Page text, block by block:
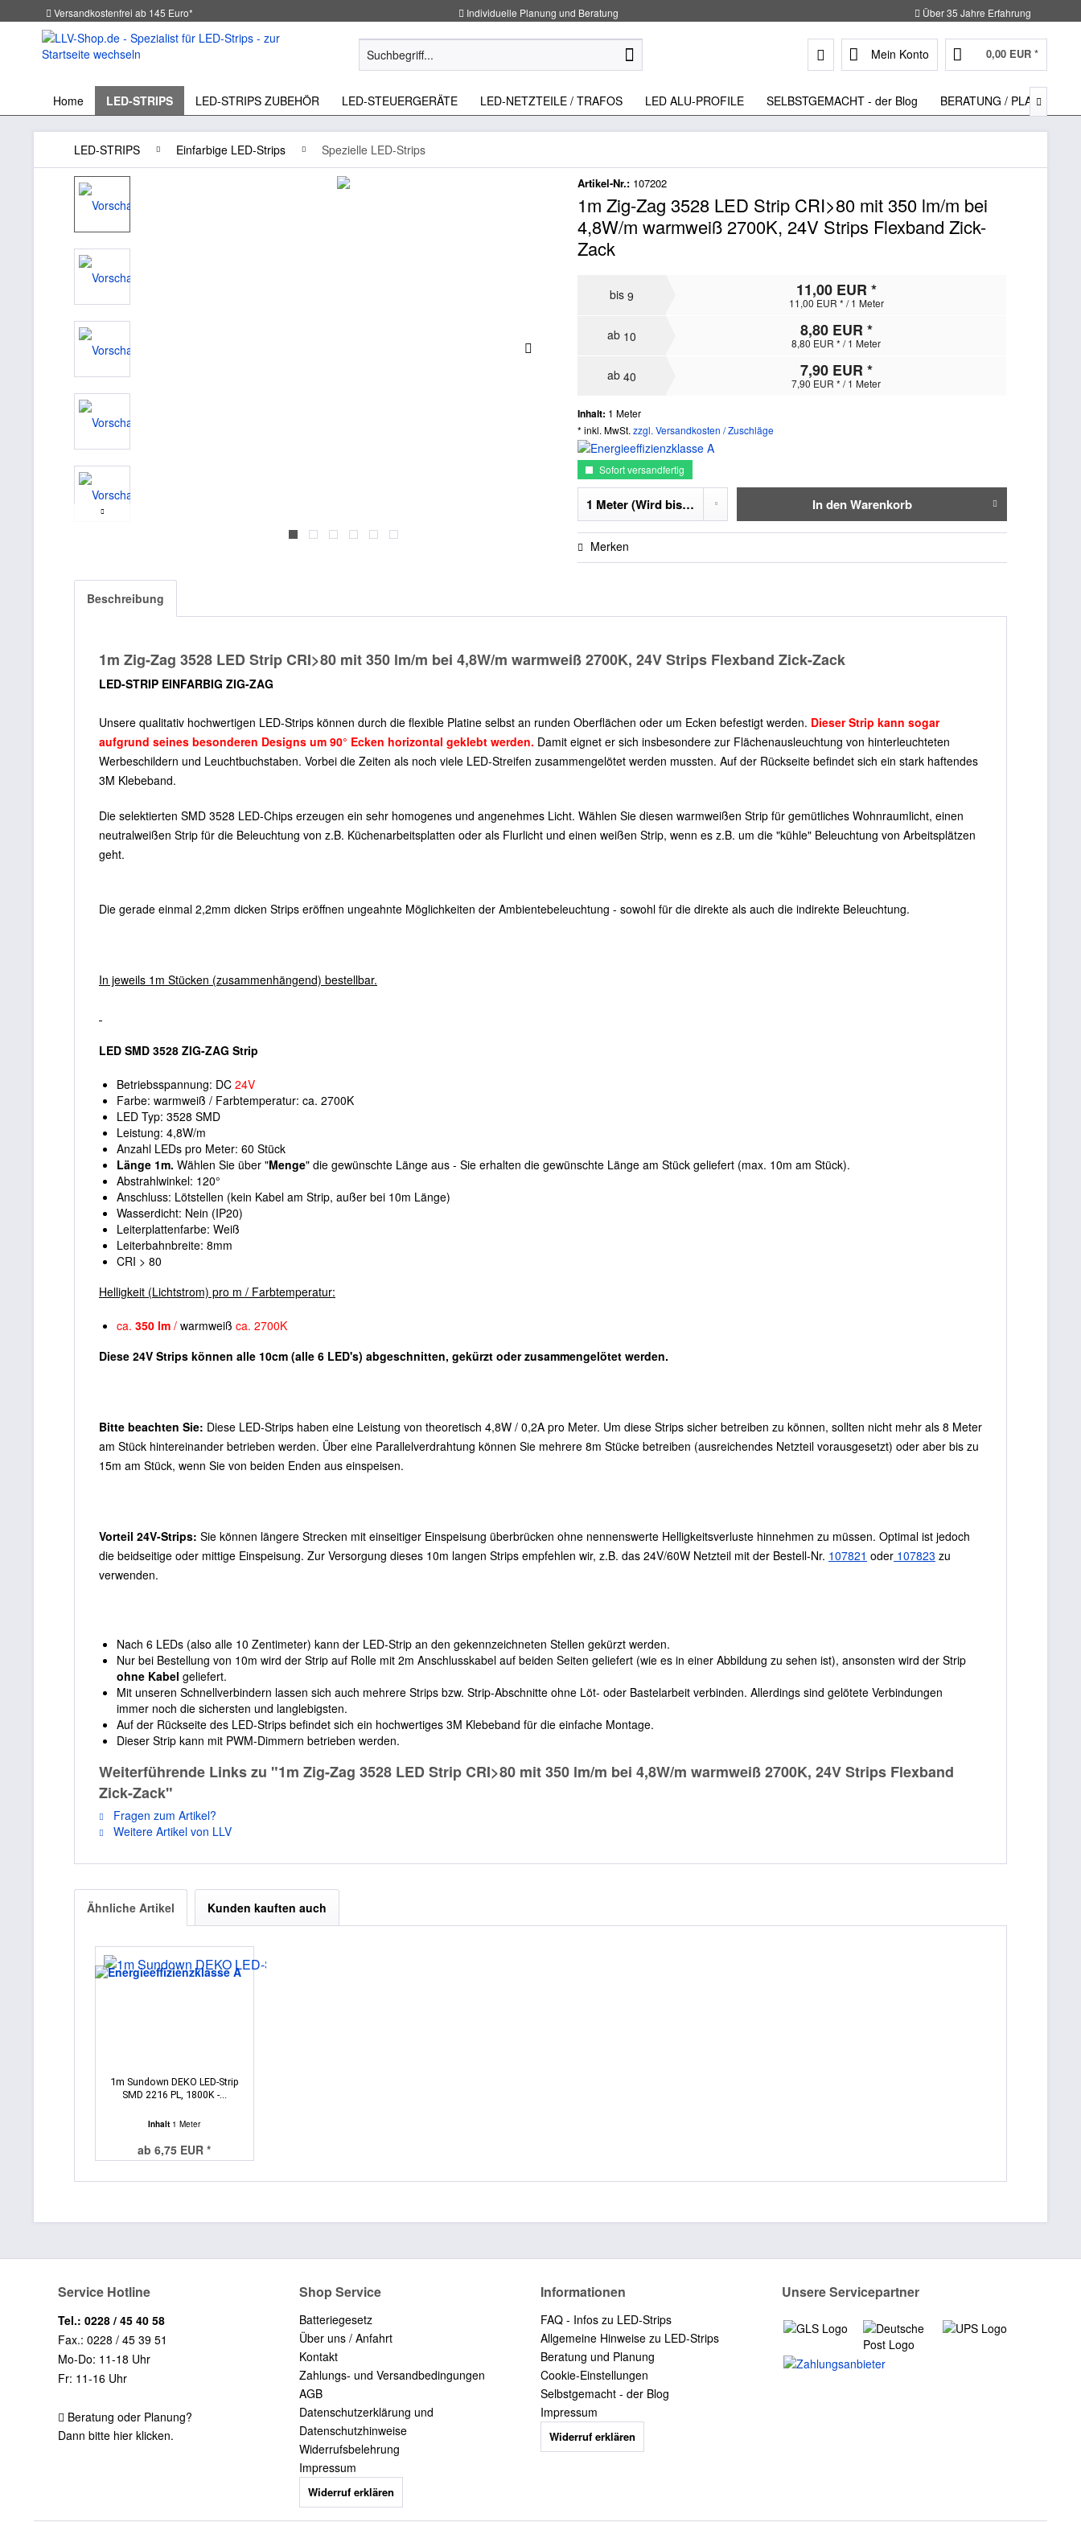
Versandkostenfrei ab 145 Euro* Individuelle Planung und Beratung Über 35 Jahre Erfahrung
Mein Konto 0,00 EUR *
Home LED-STRIPS LED-STRIPS ZUBEHÖR LED-STEUERGERÄTE LED-NETZTEILE / TRAFOS LED ALU-PROFILE SELBSTGEMACHT - der Blog BERATUNG / PLANUNG

LED-STRIPS Einfarbige LED-Strips Spezielle LED-Strips
Artikel-Nr.: 107202
1m Zig-Zag 3528 LED Strip CRI>80 mit 350 lm/m bei
4,8W/m warmweiß 2700K, 24V Strips Flexband Zick-
Zack
bis9 11,00 EUR *
11,00 EUR * / 1 Meter
ab 10 8,80 EUR *
8,80 EUR * / 1 Meter
ab40 7,90 EUR *
7,90 EUR * / 1 Meter
Inhalt: 1 Meter
* inkl. MwSt.zzgl. Versandkosten / Zuschläge
Sofort versandfertig
In denWarenkorb
Merken
Beschreibung
1m Zig-Zag 3528 LED Strip CRI>80 mit 350 lm/m bei 4,8W/m warmweiß 2700K, 24V Strips Flexband Zick-Zack
LED-STRIP EINFARBIG ZIG-ZAG
Unsere qualitativ hochwertigen LED-Strips können durch die flexible Platine selbst an runden Oberflächen oder um Ecken befestigt werden. Dieser Strip kann sogar
aufgrund seines besonderen Designs um 90° Ecken horizontal geklebt werden. Damit eignet er sich insbesondere zur Flächenausleuchtung von hinterleuchteten
Werbeschildern und Leuchtbuchstaben. Vorbei die Zeiten als noch viele LED-Streifen zusammengelötet werden mussten. Auf der Rückseite befindet sich ein stark haftendes
3M Klebeband.
Die selektierten SMD 3528 LED-Chips erzeugen ein sehr homogenes und angenehmes Licht. Wählen Sie diesen warmweißen Strip für gemütliches Wohnraumlicht, einen
neutralweißen Strip für die Beleuchtung von z.B. Küchenarbeitsplatten oder als Flurlicht und einen weißen Strip, wenn es z.B. um die "kühle" Beleuchtung von Arbeitsplätzen
geht.
Die gerade einmal 2,2mm dicken Strips eröffnen ungeahnte Möglichkeiten der Ambientebeleuchtung - sowohl für die direkte als auch die indirekte Beleuchtung.
In jeweils 1m Stücken (zusammenhängend) bestellbar.
LED SMD 3528 ZIG-ZAG Strip
Betriebsspannung: DC 24V
Farbe: warmweiß / Farbtemperatur: ca. 2700K
LED Typ: 3528 SMD
Leistung: 4,8W/m
Anzahl LEDs pro Meter: 60 Stück
Länge 1m. Wählen Sie über "Menge" die gewünschte Länge aus - Sie erhalten die gewünschte Länge am Stück geliefert (max. 10m am Stück).
Abstrahlwinkel: 120°
Anschluss: Lötstellen (kein Kabel am Strip, außer bei 10m Länge)
Wasserdicht: Nein (IP20)
Leiterplattenfarbe: Weiß
Leiterbahnbreite: 8mm
CRI > 80
Helligkeit (Lichtstrom) pro m / Farbtemperatur:
ca. 350 lm / warmweiß ca. 2700K
Diese 24V Strips können alle 10cm (alle 6 LED's) abgeschnitten, gekürzt oder zusammengelötet werden.
Bitte beachten Sie: Diese LED-Strips haben eine Leistung von theoretisch 4,8W / 0,2A pro Meter. Um diese Strips sicher betreiben zu können, sollten nicht mehr als 8 Meter
am Stück hintereinander betrieben werden. Über eine Parallelverdrahtung können Sie mehrere 8m Stücke betreiben (ausreichendes Netzteil vorausgesetzt) oder aber bis zu
15m am Stück, wenn Sie von beiden Enden aus einspeisen.
Vorteil 24V-Strips: Sie können längere Strecken mit einseitiger Einspeisung überbrücken ohne nennenswerte Helligkeitsverluste hinnehmen zu müssen. Optimal ist jedoch
die beidseitige oder mittige Einspeisung. Zur Versorgung dieses 10m langen Strips empfehlen wir, z.B. das 24V/60W Netzteil mit der Bestell-Nr. 107821 oder 107823 zu
verwenden.
Nach 6 LEDs (also alle 10 Zentimeter) kann der LED-Strip an den gekennzeichneten Stellen gekürzt werden.
Nur bei Bestellung von 10m wird der Strip auf Rolle mit 2m Anschlusskabel auf beiden Seiten geliefert (wie es in einer Abbildung zu sehen ist), ansonsten wird der Strip
ohne Kabel geliefert.
Mit unseren Schnellverbindern lassen sich auch mehrere Strips bzw. Strip-Abschnitte ohne Löt- oder Bastelarbeit verbinden. Allerdings sind gelötete Verbindungen
immer noch die sichersten und langlebigsten.
Auf der Rückseite des LED-Strips befindet sich ein hochwertiges 3M Klebeband für die einfache Montage.
Dieser Strip kann mit PWM-Dimmern betrieben werden.
Weiterführende Links zu "1m Zig-Zag 3528 LED Strip CRI>80 mit 350 lm/m bei 4,8W/m warmweiß 2700K, 24V Strips Flexband
Zick-Zack"
Fragen zum Artikel?
Weitere Artikel von LLV
Ähnliche Artikel Kunden kauften auch
1m Sundown DEKO LED-Strip
SMD 2216 PL, 1800K -...
Inhalt 1 Meter
ab 6,75 EUR *
Service Hotline
Tel.: 0228 / 45 40 58
Fax.: 0228 / 45 39 51
Mo-Do: 11-18 Uhr
Fr: 11-16 Uhr
Beratung oder Planung?
Dann bitte hier klicken.
Shop Service
Batteriegesetz
Über uns / Anfahrt
Kontakt
Zahlungs- und Versandbedingungen
AGB
Datenschutzerklärung und
Datenschutzhinweise
Widerrufsbelehrung
Impressum
Widerruf erklären
Informationen
FAQ - Infos zu LED-Strips
Allgemeine Hinweise zu LED-Strips
Beratung und Planung
Cookie-Einstellungen
Selbstgemacht - der Blog
Impressum
Widerruf erklären
Unsere Servicepartner